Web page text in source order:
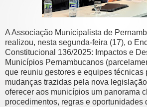
A Associação Municipalista de
realizou, nesta segunda-feira (17), o
Constitucional 136/2025: Impactos e
Municípios Pernambucanos
que reuniu gestores e equipes técnicas
mudanças trazidas pela nova
oferecer aos municípios um panorama
procedimentos, regras e oportunidades